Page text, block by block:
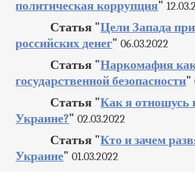
политическая коррупция"
Статья "Цели Запада
российских денег" 06.03.2022
Статья "Наркомафия как
государственной безопасности"
Статья "Как я отношусь
Украине?" 02.03.2022
Статья "Кто и зачем
Украине" 01.03.2022